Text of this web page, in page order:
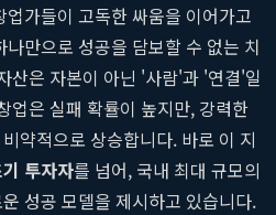
가들이 고독한 싸움을 이어가고
만으로 성공을 담보할 수 없는 치
산은 자본이 아닌 '사람'과 '연결'일
업은 실패 확률이 높지만, 강력한
약적으로 상승합니다. 바로 이 지
투자자를 넘어, 국내 최대 규모의
성공 모델을 제시하고 있습니다.